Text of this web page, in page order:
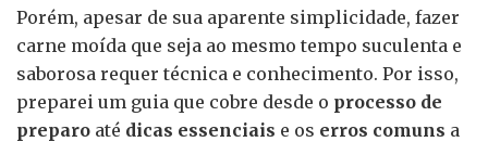
Porém, apesar de sua aparente simplicidade, fazer
carne moída que seja ao mesmo tempo suculenta e
saborosa requer técnica e conhecimento. Por isso,
preparei um guia que cobre desde o processo de
preparo até dicas essenciais e os erros comuns a